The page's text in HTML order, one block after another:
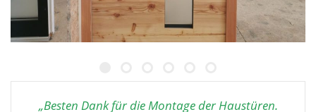
„Besten Dank für die Montage der Haustüren.